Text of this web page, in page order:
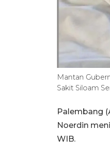
Mantan
Sakit Siloam
Palembang
Noerdin
WIB.